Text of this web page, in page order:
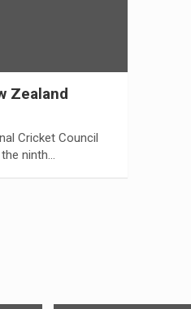
Zealand
Cricket Council
ninth…